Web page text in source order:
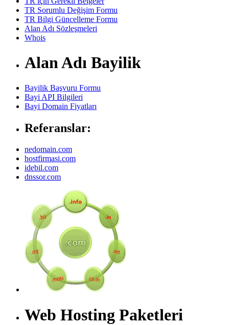
TR Sorumlu Değişim Formu
TR Bilgi Güncelleme Formu
Alan Adı Sözleşmeleri
Whois
Alan Adı Bayilik
Bayilik Başvuru Formu
Bayi API Bilgileri
Bayi Domain Fiyatları
Referanslar:
nedomain.com
hostfirmasi.com
idebil.com
dnssor.com
Web Hosting Paketleri